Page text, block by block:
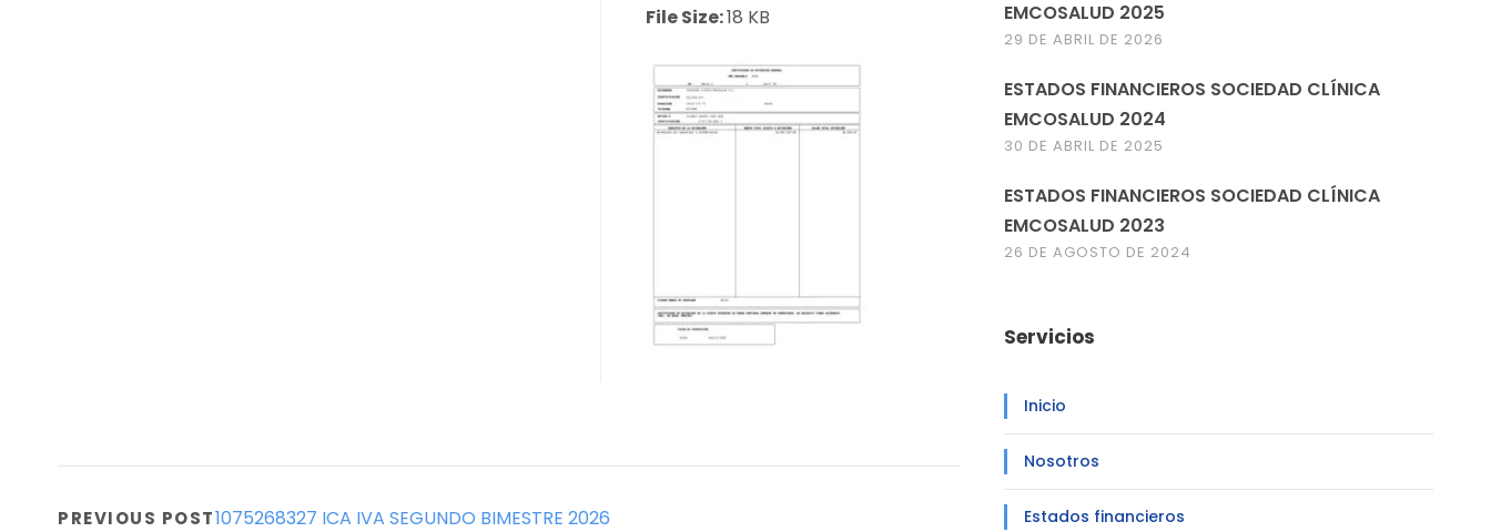
File Size:18 KB
PREVIOUS POST1075268327 ICA IVA SEGUNDO BIMESTRE 2026
EMCOSALUD 2025
29 DE ABRIL DE 2026
ESTADOS FINANCIEROS SOCIEDAD CLÍNICA
EMCOSALUD 2024
30 DE ABRIL DE 2025
ESTADOS FINANCIEROS SOCIEDAD CLÍNICA
EMCOSALUD 2023
26 DE AGOSTO DE 2024
Servicios
Inicio
Nosotros
Estados financieros